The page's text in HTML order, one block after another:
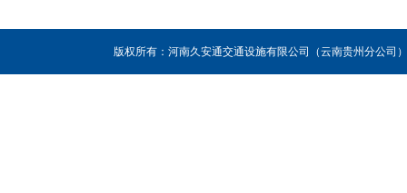
版权所有：河南久安通交通设施有限公司（云南贵州分公司